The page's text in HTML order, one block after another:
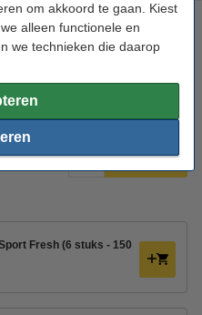
om akkoord te gaan. Kiest
alleen functionele en
we technieken die daarop
Sport Fresh (150 ml)
spray Sport Fresh Heren
en beschrijving
Bestellen
Fresh (6 stuks - 150